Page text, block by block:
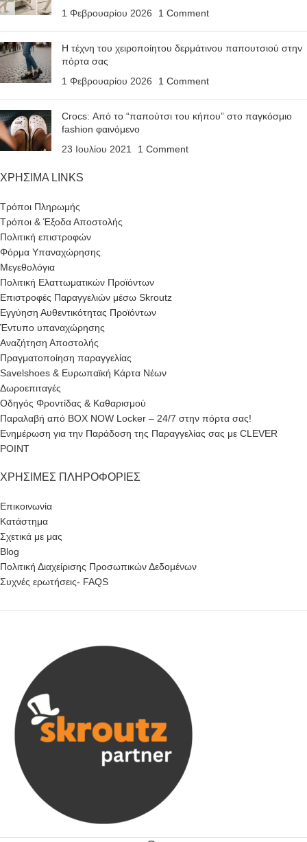
1 Φεβρουαρίου 2026
1 Comment
Η τέχνη του χειροποίητου δερμάτινου παπουτσιού στην
πόρτα σας
1 Φεβρουαρίου 2026
1 Comment
Crocs: Από το “παπούτσι του κήπου” στο παγκόσμιο
fashion φαινόμενο
23 Ιουλίου 2021
1 Comment
ΧΡΗΣΙΜΑ LINKS
Τρόποι Πληρωμής
Τρόποι & Έξοδα Αποστολής
Πολιτική επιστροφών
Φόρμα Υπαναχώρησης
Μεγεθολόγια
Πολιτική Ελαττωματικών Προϊόντων
Επιστροφές Παραγγελιών μέσω Skroutz
Εγγύηση Αυθεντικότητας Προϊόντων
Έντυπο υπαναχώρησης
Αναζήτηση Αποστολής
Πραγματοποίηση παραγγελίας
Savelshoes & Ευρωπαϊκή Κάρτα Νέων
Δωροεπιταγές
Οδηγός Φροντίδας & Καθαρισμού
Παραλαβή από BOX NOW Locker – 24/7 στην πόρτα σας!
Ενημέρωση για την Παράδοση της Παραγγελίας σας με CLEVER
POINT
ΧΡΉΣΙΜΕΣ ΠΛΗΡΟΦΟΡΊΕΣ
Επικοινωνία
Κατάστημα
Σχετικά με μας
Blog
Πολιτική Διαχείρισης Προσωπικών Δεδομένων
Συχνές ερωτήσεις- FAQS